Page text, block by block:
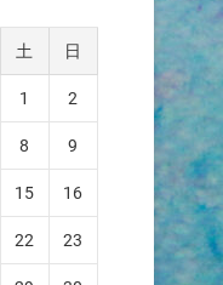
土 日
1 2
8 9
15 16
22 23